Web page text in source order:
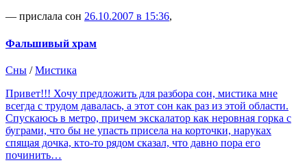
— прислала сон 26.10.2007 в 15:36,
Фальшивый храм
Сны /Мистика
Привет!!! Хочу предложить для разбора сон, мистика мне
всегда с трудом давалась, а этот сон как раз из этой области.
Спускаюсь в метро, причем экскалатор как неровная горка с
буграми, что бы не упасть присела на корточки, наруках
спящая дочка, кто-то рядом сказал, что давно пора его
починить…